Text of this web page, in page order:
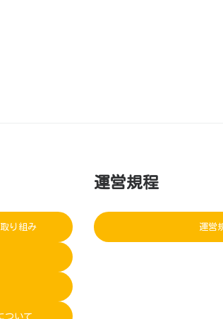
り組み
ついて
運営規程
運営